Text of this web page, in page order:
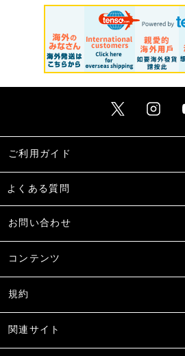
ご利用ガイド
よくある質問
お問い合わせ
コンテンツ
規約
関連サイト